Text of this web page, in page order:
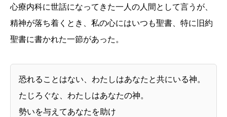
心療内科に世話になってきた一人の人間として言うが、
精神が落ち着くとき、私の心にはいつも聖書、特に旧約
聖書に書かれた一節があった。
恐れることはない、わたしはあなたと共にいる神。
たじろぐな、わたしはあなたの神。
勢いを与えてあなたを助け